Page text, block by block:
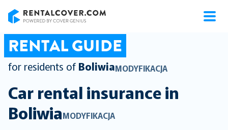
RENTAL GUIDE
for residents of BoliwiaMODYFIKACJA
Car rental insurance in
BoliwiaMODYFIKACJA